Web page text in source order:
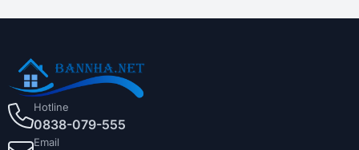
Hotline
0838-079-555
Email